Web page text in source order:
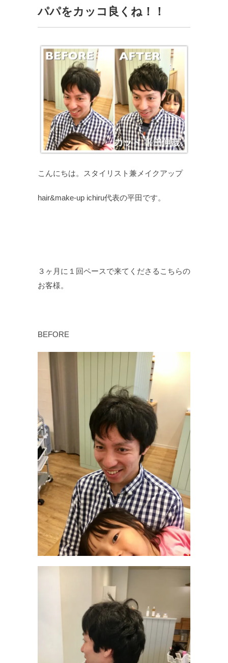
パパをカッコ良くね！！
こんにちは。スタイリスト兼メイクアップ
hair&make-up ichiru代表の平田です。
３ヶ月に１回ペースで来てくださるこちらの
お客様。
BEFORE